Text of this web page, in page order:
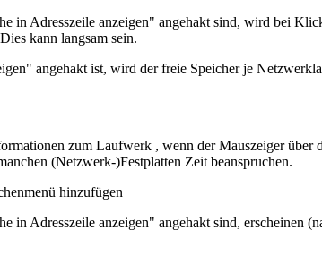
in Adresszeile anzeigen" angehakt sind, wird bei
kann langsam sein.
angehakt ist, wird der freie Speicher je
zum Laufwerk , wenn der Mauszeiger
(Netzwerk-)Festplatten Zeit beanspruchen.
hinzufügen
in Adresszeile anzeigen" angehakt sind, erscheinen